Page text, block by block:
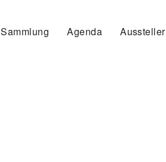
Sammlung Agenda Aussteller